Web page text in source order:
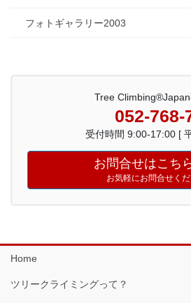
フォトギャラリー2003
Tree
052-768-
受付時間 9:00-17:00 [
お問合せはこち
お気軽にお問合せく
Home
ツリークライミングって？